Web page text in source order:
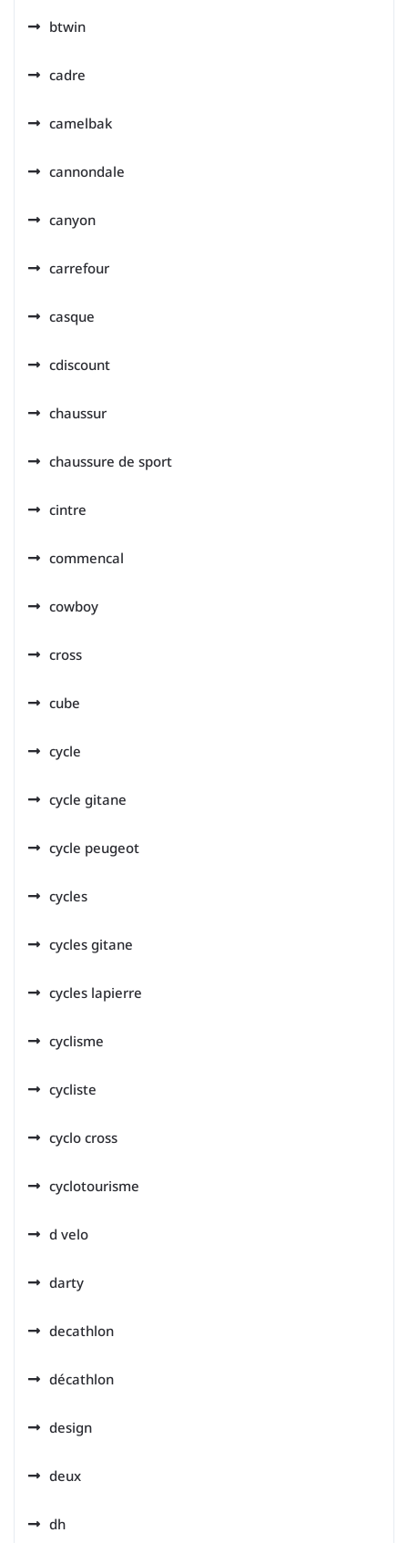
btwin
cadre
camelbak
cannondale
canyon
carrefour
casque
cdiscount
chaussur
chaussure de sport
cintre
commencal
cowboy
cross
cube
cycle
cycle gitane
cycle peugeot
cycles
cycles gitane
cycles lapierre
cyclisme
cycliste
cyclo cross
cyclotourisme
d velo
darty
decathlon
décathlon
design
deux
dh